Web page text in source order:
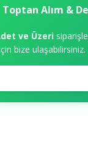
Toptan Alım &
ve Üzeri
bize ulaşabilirsiniz.